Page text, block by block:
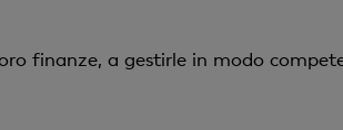
finanze, a gestirle in modo